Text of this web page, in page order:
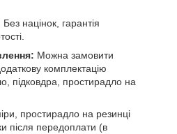
Без націнок, гарантія
Можна замовити
комплектацію
підковдра, простирадло на
простирадло на резинці
після передоплати (в